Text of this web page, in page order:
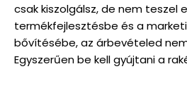
csak kiszolgálsz, de nem teszel
termékfejlesztésbe és a
bővítésébe, az árbevételed
Egyszerűen be kell gyújtani a